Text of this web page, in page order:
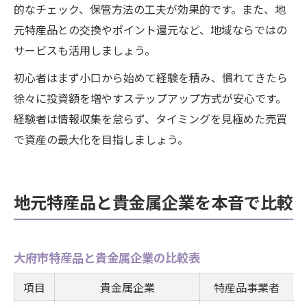
的なチェック、保管方法の工夫が効果的です。また、地
元特産品との交換やポイント還元など、地域ならではの
サービスも活用しましょう。
初心者はまず小口から始めて経験を積み、慣れてきたら
徐々に投資額を増やすステップアップ方式が安心です。
経験者は情報収集を怠らず、タイミングを見極めた売買
で資産の最大化を目指しましょう。
地元特産品と貴金属企業を本音で比較
大府市特産品と貴金属企業の比較表
項目 貴金属企業
特産品事業者